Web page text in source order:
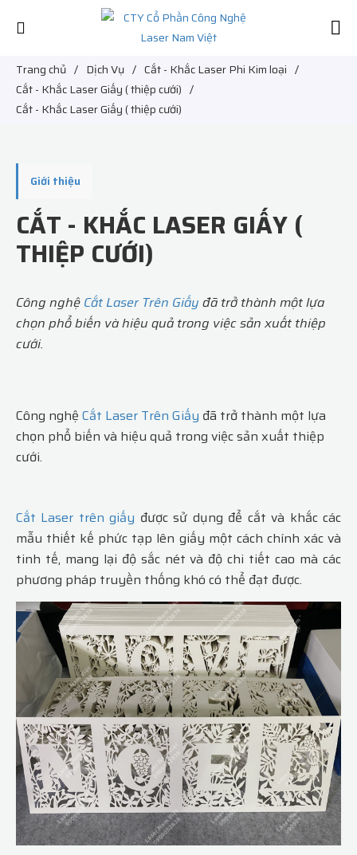
Trang chủ / Dịch Vụ / Cắt - Khắc Laser Phi Kim loại /
Cắt - Khắc Laser Giấy ( thiệp cưới) /
Cắt - Khắc Laser Giấy ( thiệp cưới)
Giới thiệu
CẮT - KHẮC LASER GIẤY (
THIỆP CƯỚI)
Công nghệ Cắt Laser Trên Giấy đã trở thành một lựa
chọn phổ biến và hiệu quả trong việc sản xuất thiệp
cưới.
Công nghệ Cắt Laser Trên Giấy đã trở thành một lựa
chọn phổ biến và hiệu quả trong việc sản xuất thiệp
cưới.
Cắt Laser trên giấy được sử dụng để cắt và khắc các
mẫu thiết kế phức tạp lên giấy một cách chính xác và
tinh tế, mang lại độ sắc nét và độ chi tiết cao mà các
phương pháp truyền thống khó có thể đạt được.